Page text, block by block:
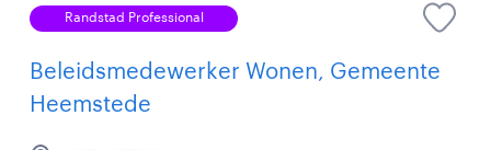
Randstad Professional
Beleidsmedewerker Wonen, Gemeente
Heemstede